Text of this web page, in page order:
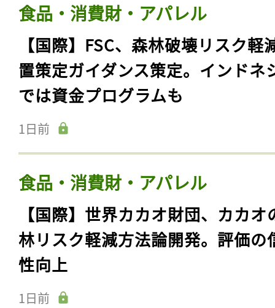
食品・消費財・アパレル
【国際】FSC、森林破壊リスク軽
置策定ガイダンス策定。インドネ
では資金プログラムも
1日前
食品・消費財・アパレル
【国際】世界カカオ財団、カカオ
林リスク軽減方法論開発。評価の
性向上
1日前